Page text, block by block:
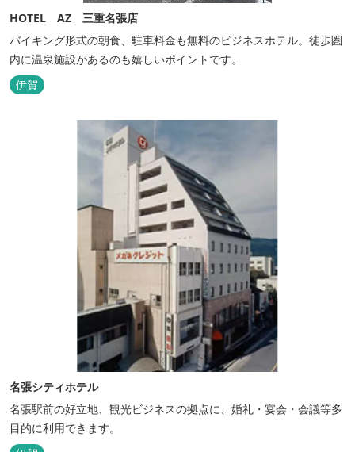
HOTEL AZ 三重名張店
バイキング形式の朝食、駐車料金も無料のビジネスホテル。徒歩圏
内に温泉施設があるのも嬉しいポイントです。
伊賀
名張シティホテル
名張駅前の好立地、観光ビジネスの拠点に、婚礼・宴会・会議等多
目的に利用できます。